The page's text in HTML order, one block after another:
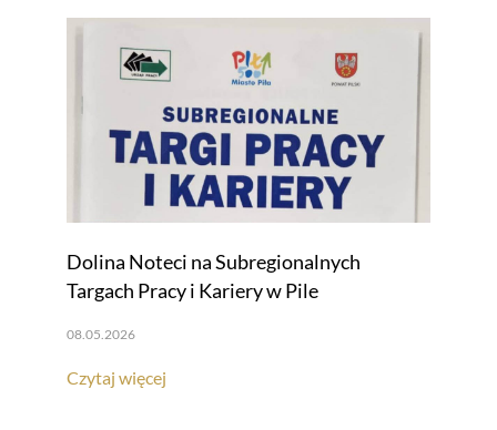
Dolina Noteci na Subregionalnych
Targach Pracy i Kariery w Pile
08.05.2026
Czytaj więcej